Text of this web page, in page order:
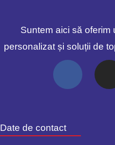
Suntem aici să oferim
personalizat și soluții de
Date de contact